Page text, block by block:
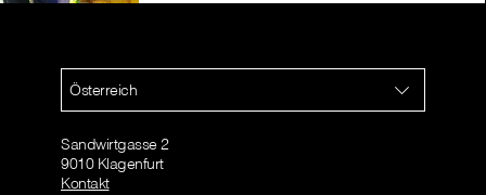
Österreich
Sandwirtgasse 2
9010 Klagenfurt
Kontakt